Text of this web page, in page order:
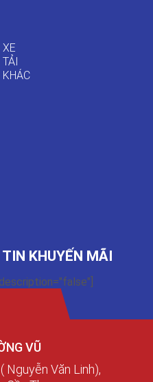
XE
TẢI
KHÁC
KHUYẾN MÃI
VŨ
Văn Linh),